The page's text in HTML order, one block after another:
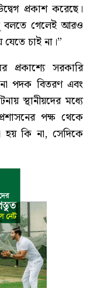
প্রকাশ করেছে।
বলতে গেলেই আরও
চাই না।”
প্রকাশ্যে সরকারি
পদক বিতরণ এবং
স্থানীয়দের মধ্যে
পক্ষ থেকে
হয় কি না, সেদিকে